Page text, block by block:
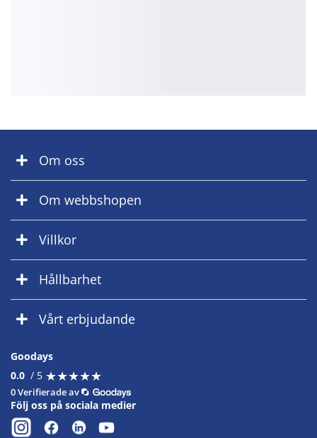
Om oss
Om webbshopen
Villkor
Hållbarhet
Vårt erbjudande
Goodays
0.0 / 5 ★★★★★
★★★★★
0 Verifierade av
Följ oss på sociala medier